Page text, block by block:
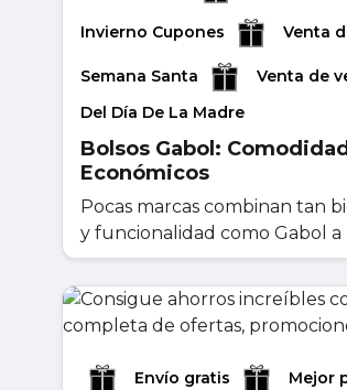
Invierno Cupones Venta
Semana Santa Venta de
Del Día De La Madre
Bolsos Gabol:
Económicos
Pocas marcas combinan tan
y funcionalidad como Gabol a
Leer másr
Envío gratis Mejor